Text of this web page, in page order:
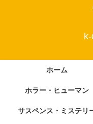
ホーム
ホラー・ヒューマン
サスペンス・ミステリ